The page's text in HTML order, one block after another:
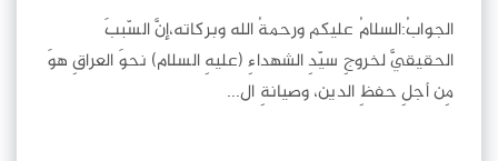
الجوابُ:السلامُ عليكم ورحمةُ الله وبركاته،إنَّ السّببَ
الحقيقيَّ لخروجِ سيّدِ الشهداءِ (عليهِ السلام) نحوَ العراقِ هوَ
مِن أجلِ حفظِ الدين، وصيانةِ ال...